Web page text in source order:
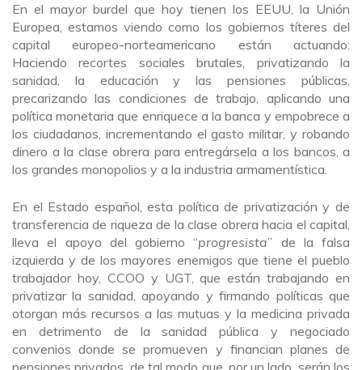
En el mayor burdel que hoy tienen los EEUU, la Unión
Europea, estamos viendo como los gobiernos títeres del
capital europeo-norteamericano están actuando:
Haciendo recortes sociales brutales, privatizando la
sanidad, la educación y las pensiones públicas,
precarizando las condiciones de trabajo, aplicando una
política monetaria que enriquece a la banca y empobrece a
los ciudadanos, incrementando el gasto militar, y robando
dinero a la clase obrera para entregársela a los bancos, a
los grandes monopolios y a la industria armamentística.
En el Estado español, esta política de privatización y de
transferencia de riqueza de la clase obrera hacia el capital,
lleva el apoyo del gobierno “progresista” de la falsa
izquierda y de los mayores enemigos que tiene el pueblo
trabajador hoy, CCOO y UGT, que están trabajando en
privatizar la sanidad, apoyando y firmando políticas que
otorgan más recursos a las mutuas y la medicina privada
en detrimento de la sanidad pública y negociado
convenios donde se promueven y financian planes de